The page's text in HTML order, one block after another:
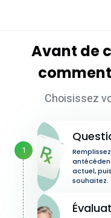
Avant de
Choisissez
1
actuel,
souhaitez.